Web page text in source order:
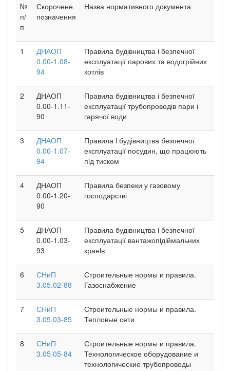
№
п/
п
Скорочене
позначення
Назва нормативного документа
1
ДНАОП
0.00-1.08-
94
Правила будівництва i безпечної
експлуатації парових та водогрійних
котлів
2
ДНАОП
0.00-1.11-
90
Правила будівництва і безпечної
експлуатації трубопроводів пари і
гарячої води
3
ДНАОП
0.00-1.07-
94
Правила i будівництва безпечної
експлуатацiї посудин, що працюють
пiд тиском
4
ДНАОП
0.00-1.20-
90
Правила безпеки у газовому
господарстві
5
ДНАОП
0.00-1.03-
93
Правила будівництва i безпечної
експлуатацiї вантажопiдiймальних
кранiв
6
СНиП
3.05.02-88
Строительные нормы и правила.
Газоснабжение
7
СНиП
3.05.03-85
Строительные нормы и правила.
Тепловые сети
8
СНиП
3.05.05-84
Строительные нормы и правила.
Технологическое оборудование и
технологические трубопроводы